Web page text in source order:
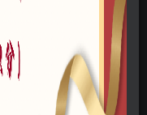
员发邮件